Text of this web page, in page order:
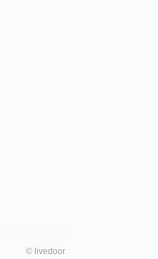
© livedoor